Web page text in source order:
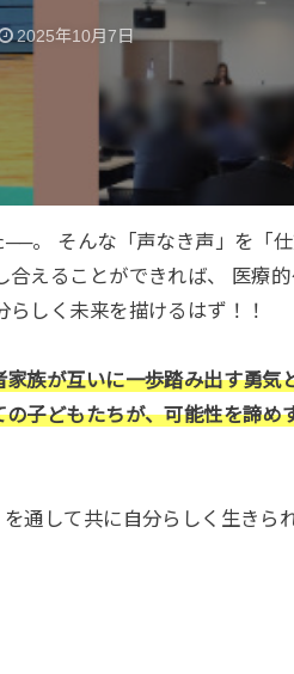
2025年10月7日
。 そんな「声なき声」を「
えることができれば、 医療
しく未来を描けるはず！！
族が互いに一歩踏み出す勇気
子どもたちが、可能性を諦め
通して共に自分らしく生きら